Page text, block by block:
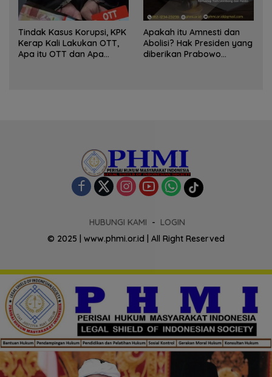
Tindak Kasus Korupsi, KPK
Kerap Kali Lakukan OTT,
Apa itu OTT dan Apa
Apakah itu Amnesti dan
Abolisi? Hak Presiden yang
diberikan Prabowo
HUBUNGI KAMI
LOGIN
© 2025 | www.phmi.or.id | All Right Reserved